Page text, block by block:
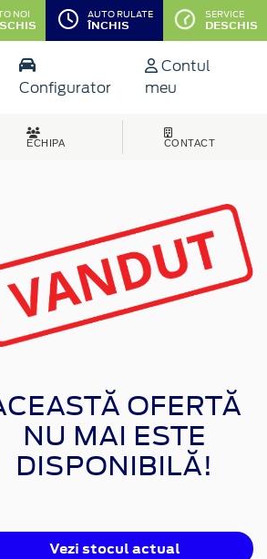
NOI AUTO RULATE
ÎNCHIS
SERVICE
DESCHIS
Configurator
Contul
meu
ECHIPA CONTACT
OFERTĂ
NU MAI ESTE
DISPONIBILĂ!
Vezi stocul actual